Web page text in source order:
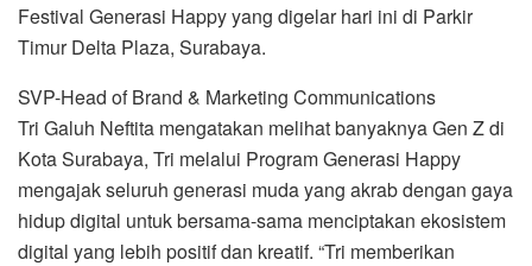
Festival Generasi Happy yang digelar hari ini di Parkir
Timur Delta Plaza, Surabaya.
SVP-Head of Brand & Marketing Communications
Tri Galuh Neftita mengatakan melihat banyaknya Gen Z di
Kota Surabaya, Tri melalui Program Generasi Happy
mengajak seluruh generasi muda yang akrab dengan gaya
hidup digital untuk bersama-sama menciptakan ekosistem
digital yang lebih positif dan kreatif. “Tri memberikan